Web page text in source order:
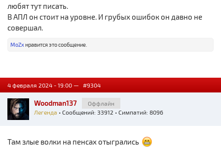
любят тут писать.
В АПЛ он стоит на уровне. И грубых ошибок он давно не
совершал.
MoZxнравится это сообщение.
4 февраля 2024 - 19:00 — #9304
Woodman137
Оффлайн
Легенда • Сообщений: 33912 • Симпатий: 8096
Там злые волки на пенсах отыгрались